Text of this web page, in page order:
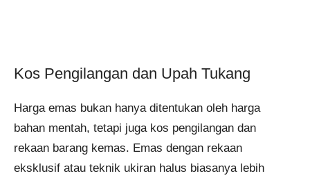
Kos Pengilangan dan Upah Tukang
Harga emas bukan hanya ditentukan oleh harga
bahan mentah, tetapi juga kos pengilangan dan
rekaan barang kemas. Emas dengan rekaan
eksklusif atau teknik ukiran halus biasanya lebih